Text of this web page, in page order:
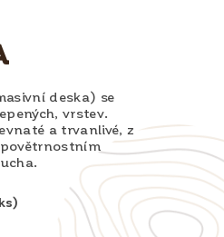
deska) se
vrstev.
a trvanlivé, z